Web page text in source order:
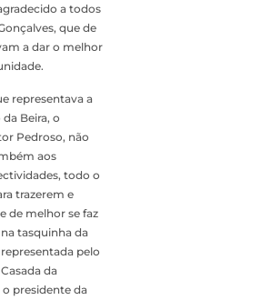
a todos
que de
a dar o melhor
representava a
Beira, o
Pedroso, não
aos
todo o
trazerem e
de melhor se faz
tasquinha da
pelo
da
presidente da